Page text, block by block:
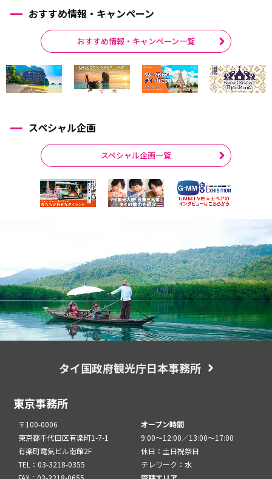
おすすめ情報・キャンペーン
おすすめ情報・キャンペーン一覧
スペシャル企画
スペシャル企画一覧
タイ国政府観光庁日本事務所
東京事務所
〒100-0006
東京都千代田区有楽町1-7-1
有楽町電気ビル南館2F
TEL：03-3218-0355
オープン時間
9:00～12:00／13:00～17:00
休日：土日祝祭日
テレワーク：水